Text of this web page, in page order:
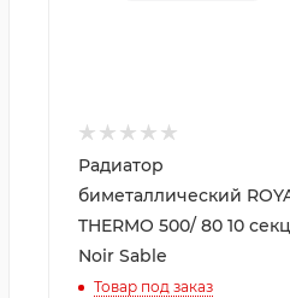
Радиатор
биметаллический
THERMO 500/ 80 10 секц.
Noir Sable
Товар под заказ